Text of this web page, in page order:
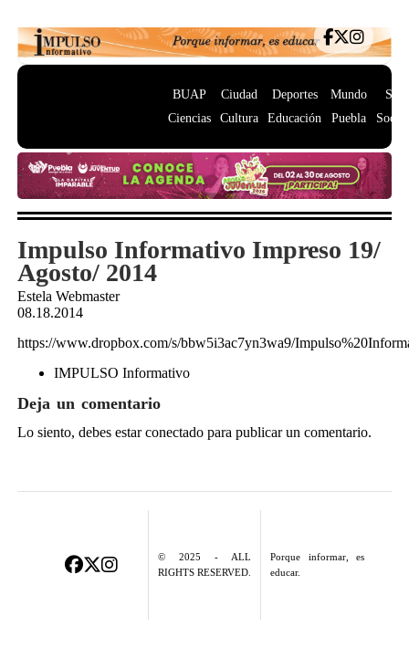
BUAP
Ciencias
Ciudad
Cultura
Deportes
Educación
Mundo
Puebla
Impulso Informativo Impreso 19/
Agosto/ 2014
Estela Webmaster
08.18.2014
https://www.dropbox.com/s/bbw5i3ac7yn3wa9/
IMPULSO Informativo
Deja un comentario
Lo siento, debes estarconectadopara publicar un comentario.
© 2025 - ALL
RIGHTS RESERVED.
Porque informar, es
educar.